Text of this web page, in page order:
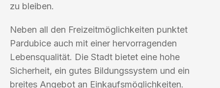
zu bleiben.
Neben all den Freizeitmöglichkeiten punktet
Pardubice auch mit einer hervorragenden
Lebensqualität. Die Stadt bietet eine hohe
Sicherheit, ein gutes Bildungssystem und ein
breites Angebot an Einkaufsmöglichkeiten.